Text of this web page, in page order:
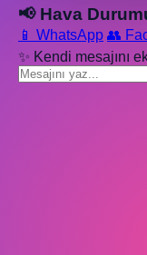
📢 Hava
📱 WhatsApp 👥
✨ Kendi mesajını